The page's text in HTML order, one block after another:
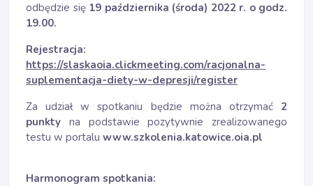
odbędzie się19 października (środa) 2022 r. o godz.
19.00.
Rejestracja:
https://slaskaoia.clickmeeting.com/racjonalna-
suplementacja-diety-w-depresji/register
Za udział w spotkaniu będzie można otrzymać 2
punkty na podstawie pozytywnie zrealizowanego
testu w portalu www.szkolenia.katowice.oia.pl
Harmonogram spotkania: